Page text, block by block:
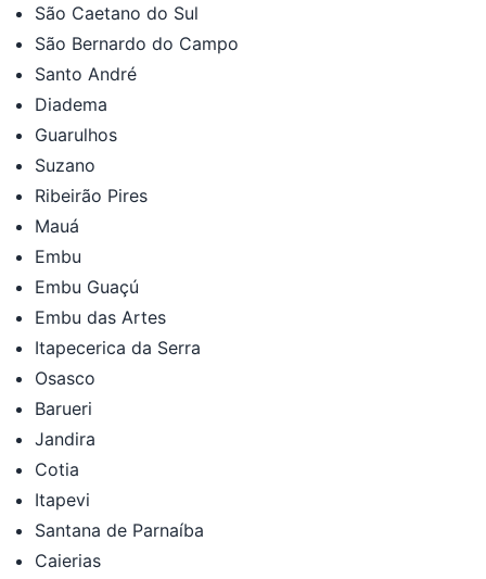
São Caetano do Sul
São Bernardo do Campo
Santo André
Diadema
Guarulhos
Suzano
Ribeirão Pires
Mauá
Embu
Embu Guaçú
Embu das Artes
Itapecerica da Serra
Osasco
Barueri
Jandira
Cotia
Itapevi
Santana de Parnaíba
Caierias